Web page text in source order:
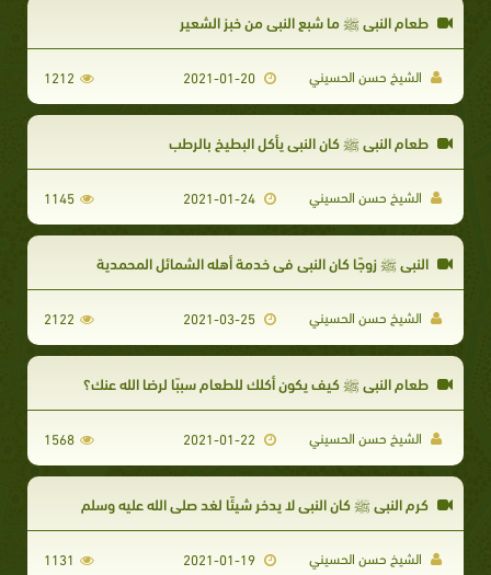
طعام النبي ﷺ ما شبع النبي من خبز الشعير
الشيخ حسن الحسيني 2021-01-20
1212
طعام النبي ﷺ كان النبي يأكل البطيخ بالرطب
الشيخ حسن الحسيني​ 2021-01-24
1145
النبي ﷺ زوجًا كان النبي في خدمة أهله الشمائل المحمدية
الشيخ حسن الحسيني 2021-03-25
2122
طعام النبي ﷺ كيف يكون أكلك للطعام سببًا لرضا الله عنك؟
الشيخ حسن الحسيني 1568
كرم النبي ﷺ كان النبي لا يدخر شيئًا لغد صلى الله عليه وسلم
الشيخ حسن الحسيني 2021-01-19
1131